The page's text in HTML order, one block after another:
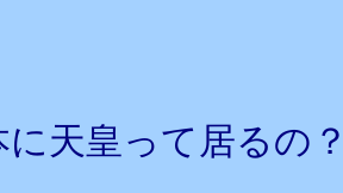
天皇って居るの